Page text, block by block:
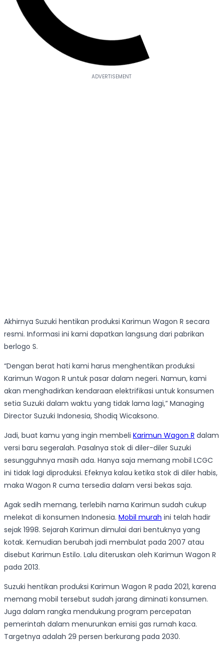
Akhirnya Suzuki hentikan produksi Karimun Wagon R secara
resmi. Informasi ini kami dapatkan langsung dari pabrikan
berlogo S.
“Dengan berat hati kami harus menghentikan produksi
Karimun Wagon R untuk pasar dalam negeri. Namun, kami
akan menghadirkan kendaraan elektrifikasi untuk konsumen
setia Suzuki dalam waktu yang tidak lama lagi,” Managing
Director Suzuki Indonesia, Shodiq Wicaksono.
Jadi, buat kamu yang ingin membeli Karimun Wagon R dalam
versi baru segeralah. Pasalnya stok di diler-diler Suzuki
sesungguhnya masih ada. Hanya saja memang mobil LCGC
ini tidak lagi diproduksi. Efeknya kalau ketika stok di diler habis,
maka Wagon R cuma tersedia dalam versi bekas saja.
Agak sedih memang, terlebih nama Karimun sudah cukup
melekat di konsumen Indonesia. Mobil murah ini telah hadir
sejak 1998. Sejarah Karimun dimulai dari bentuknya yang
kotak. Kemudian berubah jadi membulat pada 2007 atau
disebut Karimun Estilo. Lalu diteruskan oleh Karimun Wagon R
pada 2013.
Suzuki hentikan produksi Karimun Wagon R pada 2021, karena
memang mobil tersebut sudah jarang diminati konsumen.
Juga dalam rangka mendukung program percepatan
pemerintah dalam menurunkan emisi gas rumah kaca.
Targetnya adalah 29 persen berkurang pada 2030.